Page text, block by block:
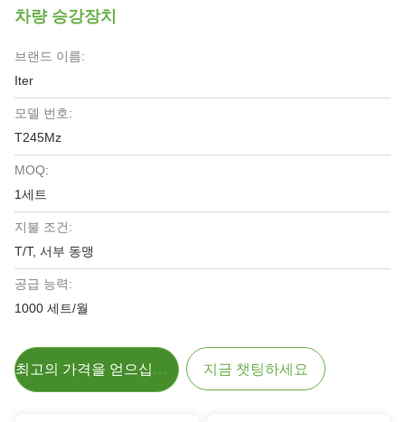
차량 승강장치
브랜드 이름:
Iter
모델 번호:
T245Mz
MOQ:
1세트
지불 조건:
T/T, 서부 동맹
공급 능력:
1000 세트/월
최고의 가격을 얻으십시오 지금 챗팅하세요